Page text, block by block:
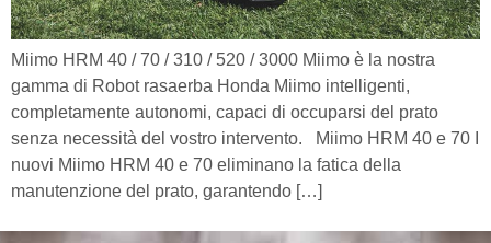
Miimo HRM 40 / 70 / 310 / 520 / 3000 Miimo è la nostra
gamma di Robot rasaerba Honda Miimo intelligenti,
completamente autonomi, capaci di occuparsi del prato
senza necessità del vostro intervento. Miimo HRM 40 e 70 I
nuovi Miimo HRM 40 e 70 eliminano la fatica della
manutenzione del prato, garantendo […]